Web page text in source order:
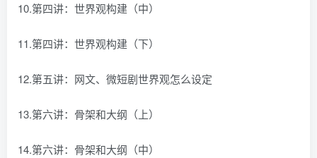
10.第四讲：世界观构建（中）
11.第四讲：世界观构建（下）
12.第五讲：网文、微短剧世界观怎么设定
13.第六讲：骨架和大纲（上）
14.第六讲：骨架和大纲（中）